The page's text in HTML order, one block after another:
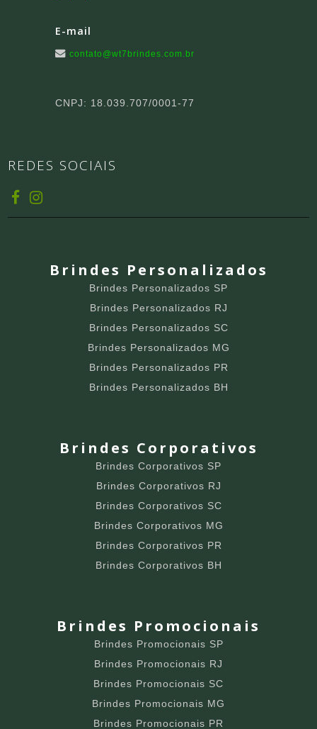
E-mail
contato@wt7brindes.com.br
CNPJ: 18.039.707/0001-77
REDES SOCIAIS
Brindes Personalizados
Brindes Personalizados SP
Brindes Personalizados RJ
Brindes Personalizados SC
Brindes Personalizados MG
Brindes Personalizados PR
Brindes Personalizados BH
Brindes Corporativos
Brindes Corporativos SP
Brindes Corporativos RJ
Brindes Corporativos SC
Brindes Corporativos MG
Brindes Corporativos PR
Brindes Corporativos BH
Brindes Promocionais
Brindes Promocionais SP
Brindes Promocionais RJ
Brindes Promocionais SC
Brindes Promocionais MG
Brindes Promocionais PR